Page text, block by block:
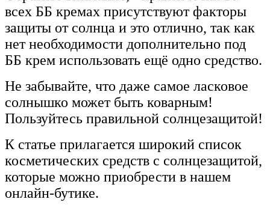
всех ББ кремах присутствуют факторы
защиты от солнца и это отлично, так как
нет необходимости дополнительно под
ББ крем использовать ещё одно средство.
Не забывайте, что даже самое ласковое
солнышко может быть коварным!
Пользуйтесь правильной солнцезащитой!
К статье прилагается широкий список
косметических средств c солнцезащитой,
которые можно приобрести в нашем
онлайн-бутике.